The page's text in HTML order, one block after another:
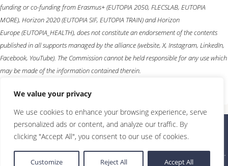
We value your privacy
We use cookies to enhance your browsing experience, serve
personalized ads or content, and analyze our traffic. By
clicking "Accept All", you consent to our use of cookies.
Customize Reject All Accept All
funding or co-funding fromErasmus+(EUTOPIA 2050, FLECSLAB, EUTOPIA
MORE), Horizon 2020(EUTOPIA SIF, EUTOPIA TRAIN) andHorizon
Europe(EUTOPIA_HEALTH), does not constitute an endorsement of the contents
published in all supports managed by the alliance (website, X, Instagram, LinkedIn,
Facebook, YouTube). The Commission cannot be held responsible for any use which
may be made of the information contained therein.
©2026 Eutopia |
Universitatea Babeș-Bolyai,
Cluj-Napoca
Protecția datelor
cu caracter
personal
de: